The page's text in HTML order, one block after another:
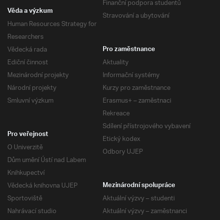
Finanční podpora studentů
Stravování a ubytování
Věda a výzkum
Human Resources Strategy for
Researchers
Vědecká rada
Ediční činnost
Mezinárodní projekty
Národní projekty
Smluvní výzkum
Pro zaměstnance
Aktuality
Informační systémy
Kurzy pro zaměstnance
Erasmus+ – zaměstnaci
Rekreace
Sdílení přístrojového vybavení
Etický kodex
Odbory UJEP
Pro veřejnost
O Univerzitě
Dům umění Ústí nad Labem
Knihkupectví
Vědecká knihovna UJEP
Sportoviště
Nahrávací studio
Mezinárodní spolupráce
Aktuální výzvy – studenti
Aktuální výzvy – zaměstnanci